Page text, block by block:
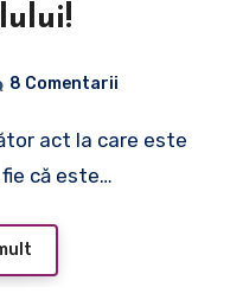
8 Comentarii
că este…